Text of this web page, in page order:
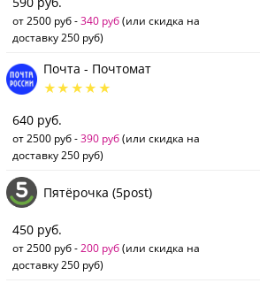
от 2500 руб -340 руб(или скидка на
доставку 250 руб)
Почта - Почтомат
640 руб.
от 2500 руб -390 руб(или скидка на
доставку 250 руб)
Пятёрочка (5post)
450 руб.
от 2500 руб -200 руб(или скидка на
доставку 250 руб)